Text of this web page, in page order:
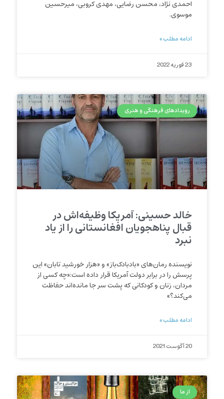
احمدی نژاد، محسن رضایی، مهدی کروبی، میرحسین
موسوی.
ادامه مطلب »
23 فوریه 2022
رویدادهای فرهنگی و هنری
خالد حسینی: آمریکا وظیفه‌اش در
قبال پناهجویان افغانستانی را از یاد
نبرد
نویسنده رمان‌های «بادبادک‌باز» و «هزار خورشید تابان» این
پرسش را در برابر دولت آمریکا قرار داده است:«چه کسی از
مردان، زنان و کودکانی که پشت سر جا مانده‌اند حفاظت
می‌کند؟»
ادامه مطلب »
20 آگوست 2021
از ما